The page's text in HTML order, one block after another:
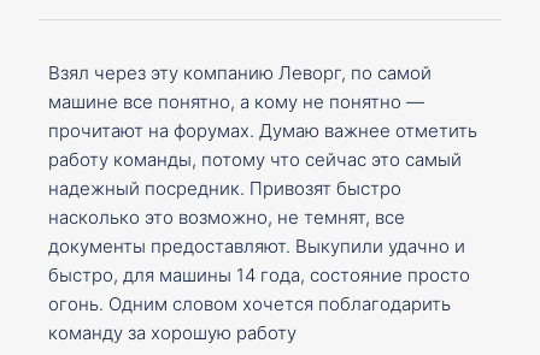
Взял через эту компанию Леворг, по самой
машине все понятно, а кому не понятно —
прочитают на форумах. Думаю важнее отметить
работу команды, потому что сейчас это самый
надежный посредник. Привозят быстро
насколько это возможно, не темнят, все
документы предоставляют. Выкупили удачно и
быстро, для машины 14 года, состояние просто
огонь. Одним словом хочется поблагодарить
команду за хорошую работу